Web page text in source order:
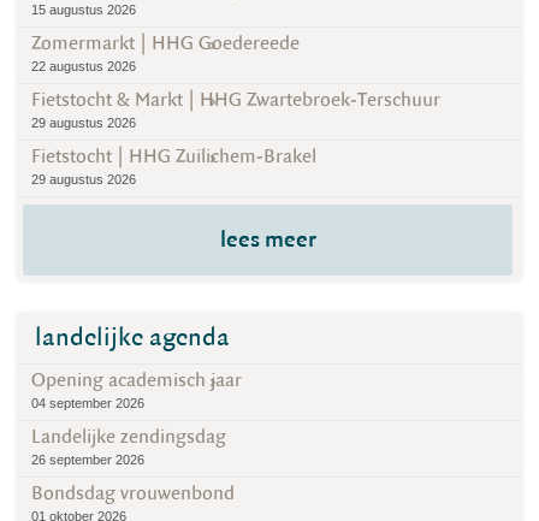
15 augustus 2026
Zomermarkt | HHG Goedereede
22 augustus 2026
Fietstocht & Markt | HHG Zwartebroek-Terschuur
29 augustus 2026
Fietstocht | HHG Zuilichem-Brakel
29 augustus 2026
lees meer
landelijke agenda
Opening academisch jaar
04 september 2026
Landelijke zendingsdag
26 september 2026
Bondsdag vrouwenbond
01 oktober 2026